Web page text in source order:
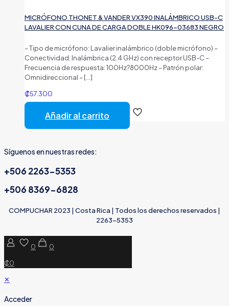
MICRÓFONO THONET & VANDER VX390 INALÁMBRICO USB-C
LAVALIER CON CUNA DE CARGA DOBLE HK096-03683 NEGRO
– Tipo de micrófono: Lavalier inalámbrico (doble micrófono) –
Conectividad: Inalámbrica (2.4 GHz) con receptor USB-C –
Frecuencia de respuesta: 100Hz?8000Hz – Patrón polar:
Omnidireccional –[…]
₡57.300
Añadir al carrito
Síguenos en nuestras redes:
+506 2263-5353
+506 8369-6828
COMPUCHAR 2023 | Costa Rica | Todos los derechos reservados |
2263-5353
0
0
₡0
✕
Acceder